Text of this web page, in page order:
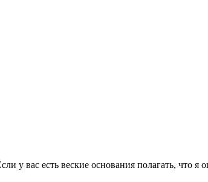
у вас есть веские основания полагать, что я